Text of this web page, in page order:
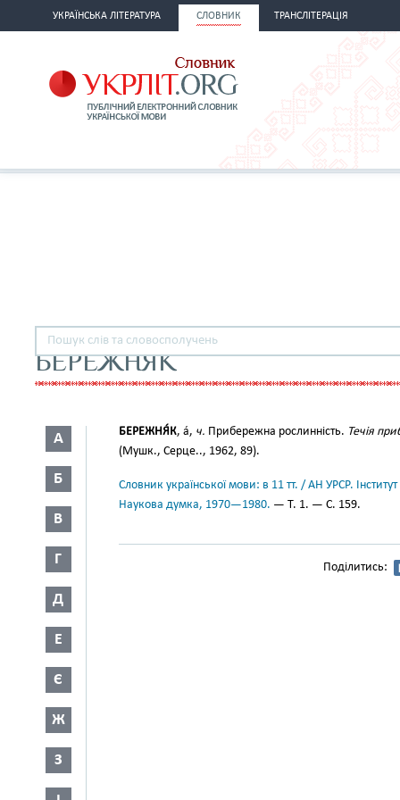
УКРАЇНСЬКА ЛІТЕРАТУРА СЛОВНИК ТРАНСЛІТЕРАЦІЯ
БЕРЕЖНЯК
А
Б
В
Г
Д
Е
Є
Ж
З
БЕРЕЖНЯ́К, а́, ч. Прибережна рослинність. Течія
(Мушк., Серце.., 1962, 89).
Словник української мови: в 11 тт. / АН УРСР.
Наукова думка, 1970—1980. — Т. 1. — С. 159.
Поділитись: